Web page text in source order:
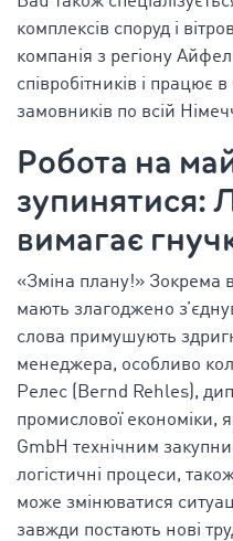
комплексів споруд і
компанія з регіону
співробітників і працює
замовників по всій
Робота на
зупинятися:
вимагає
«Зміна плану!» Зокрема в
мають злагоджено
слова примушують
менеджера, особливо
Релес (Bernd Rehles),
промислової економіки,
GmbH технічним
логістичні процеси,
може змінюватися
завжди постають нові